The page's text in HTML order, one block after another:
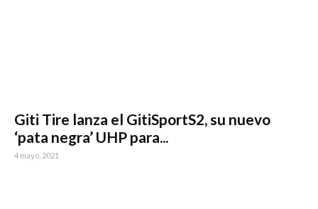
Giti Tire lanza el GitiSportS2, su nuevo
‘pata negra’ UHP para...
4 mayo, 2021